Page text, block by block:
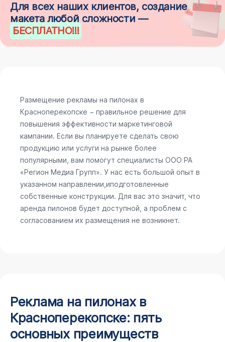
Для всех наших клиентов, создание
макета любой сложности —
БЕСПЛАТНО!!!
Размещение рекламы на пилонах в
Красноперекопске − правильное решение для
повышения эффективности маркетинговой
кампании. Если вы планируете сделать свою
продукцию или услуги на рынке более
популярными, вам помогут специалисты ООО РА
«Регион Медиа Групп». У нас есть большой опыт в
указанном направлении,иподготовленные
собственные конструкции. Для вас это значит, что
аренда пилонов будет доступной, а проблем с
согласованием их размещения не возникнет.
Реклама на пилонах в
Красноперекопске: пять
основных преимуществ